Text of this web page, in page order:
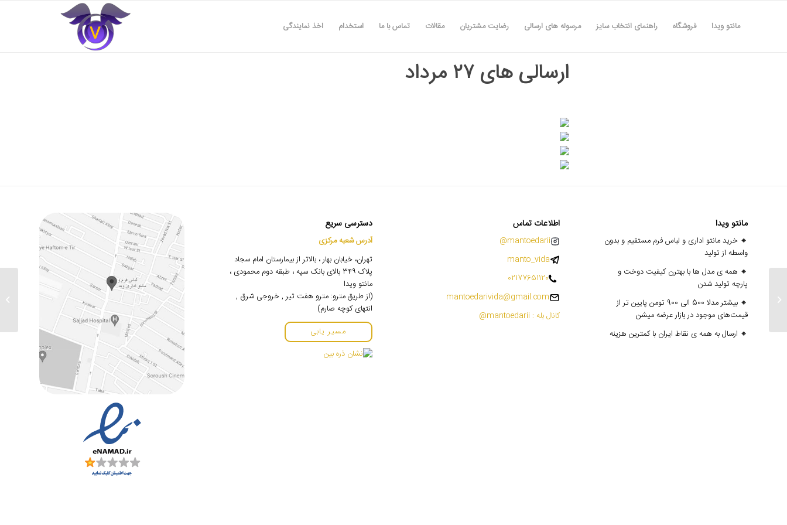
مانتو ویدا فروشگاه راهنمای انتخاب سایز مرسوله های ارسالی رضایت مشتریان مقالات تماس با ما استخدام اخذ نمایندگی
ارسالی های ۲۷ مرداد
مانتو ویدا
🔸 خرید مانتو اداری و لباس فرم مستقیم و بدون
واسطه از تولید
🔸 همه ی مدل ها با بهترن کیفیت دوخت و
پارچه تولید شدن
🔸 بیشتر مدلا 500 الی 900 تومن پایین تر از
قیمت‌های موجود در بازار عرضه میشن
🔸 ارسال به همه ی نقاط ایران با کمترین هزینه
اطلاعات تماس
mantoedarii@
manto_vida
02177651120
mantoedarivida@gmail.com
کانال بله : mantoedarii@
دسترسی سریع
آدرس شعبه مرکزی
تهران، خیابان بهار ، بالاتر از بیمارستان امام سجاد
پلاک ۳۴۹ بالای بانک سپه ، طبقه دوم محمودی ،
مانتو ویدا
(از طریق مترو: مترو هفت تیر , خروجی شرق ,
انتهای کوچه صارم)
مسیر یابی
ارسالی ارسالی های ۲۸ مرداد